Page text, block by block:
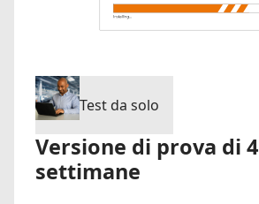
Test da solo
Versione di prova di 4
settimane